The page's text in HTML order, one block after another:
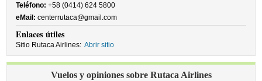
Teléfono: +58 (0414) 624 5800
eMail: centerrutaca@gmail.com
Enlaces útiles
Sitio Rutaca Airlines: Abrir sitio
Vuelos y opiniones sobre Rutaca Airlines